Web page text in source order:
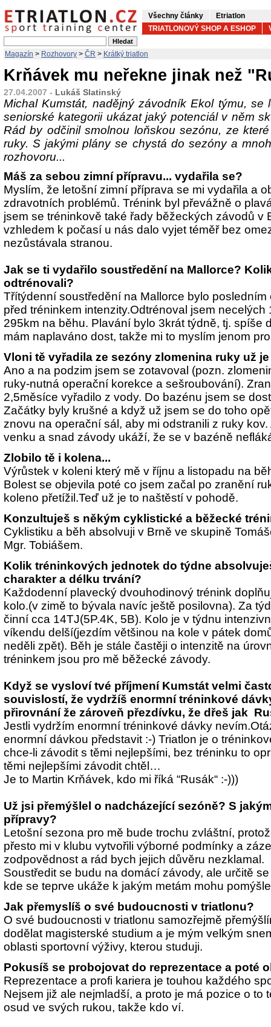
Všechny články
Etriatlon
TRIATLONOVÝ SHOP A ESHOP
Magazín > Rozhovory > ČR > Krátký triatlon
Krňávek mu neřekne jinak než
27.04.2007 - Lukáš Slatinský
Michal Kumstát, nadějný závodník Ekol týmu, se
seniorské kategorii ukázat jaký potenciál v něm
Rád by odčinil smolnou loňskou sezónu, ze
ruky. S jakými plány se chystá do sezóny a
rozhovoru...
Máš za sebou zimní přípravu... vydařila se?
Myslím, že letošní zimní příprava se mi vydařila a
zdravotních problémů. Trénink byl převážně o
jsem se tréninkově také řady běžeckých závodů v
vzhledem k počasí u nás dalo vyjet téměř bez
nezůstávala stranou.
Jak se ti vydařilo soustředění na Mallorce?
odtrénovali?
Třítýdenní soustředění na Mallorce bylo posledním
před tréninkem intenzity.Odtrénoval jsem necelých
295km na běhu. Plavání bylo 3krát týdně, tj. spíše
mám naplaváno dost, takže mi to myslím jenom
Vloni tě vyřadila ze sezóny zlomenina ruky už
Ano a na podzim jsem se zotavoval (pozn.
ruky-nutná operační korekce a sešroubování).
2,5měsíce vyřadilo z vody. Do bazénu jsem se
Začátky byly krušné a když už jsem se do toho
znovu na operační sál, aby mi odstranili z ruky
venku a snad závody ukáží, že se v bazéně
Zlobilo tě i kolena...
Výrůstek v koleni který mě v říjnu a listopadu na
Bolest se objevila poté co jsem začal po zranění
koleno přetížil.Teď už je to naštěstí v pohodě.
Konzultuješ s někým cyklistické a běžecké
Cyklistiku a běh absolvuji v Brně ve skupině
Mgr. Tobiášem.
Kolik tréninkových jednotek do týdne
charakter a délku trvání?
Každodenní plavecký dvouhodinový trénink
kolo.(v zimě to bývala navíc ještě posilovna). Za
činní cca 14TJ(5P.4K, 5B). Kolo je v týdnu
víkendu delší(jezdím většinou na kole v pátek
neděli zpět). Běh je stále častěji o intenzitě na
tréninkem jsou pro mě běžecké závody.
Když se vysloví tvé příjmení Kumstát velmi
souvislostí, že vydržíš enormní tréninkové
přirovnání že zároveň přezdívku, že dřeš jak
Jestli vydržím enormní tréninkové dávky
enormní dávkou představit :-) Triatlon je o
chce-li závodit s těmi nejlepšími, bez tréninku to
těmi nejlepšími závodit chtěl…
Je to Martin Krňávek, kdo mi říká “Rusák“ :-)))
Už jsi přemýšlel o nadcházející sezóně? S
přípravy?
Letošní sezona pro mě bude trochu zvláštní,
přesto mi v klubu vytvořili výborné podmínky a
zodpovědnost a rád bych jejich důvěru nezklamal.
Soustředit se budu na domácí závody, ale určitě
kde se teprve ukáže k jakým metám mohu
Jak přemyslíš o své budoucnosti v triatlonu?
O své budoucnosti v triatlonu samozřejmě
dodělat magisterské studium a je mým velkým
oblasti sportovní výživy, kterou studuji.
Pokusíš se probojovat do reprezentace a poté
Reprezentace a profi kariera je touhou každého
Nejsem již ale nejmladší, a proto je má pozice o to
osud ve svých rukou, takže kdo ví.